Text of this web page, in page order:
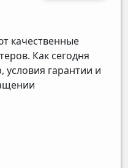
качественные
Как сегодня
условия гарантии и